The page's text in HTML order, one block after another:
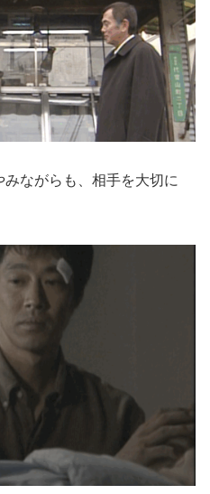
みながらも、相手を大切に